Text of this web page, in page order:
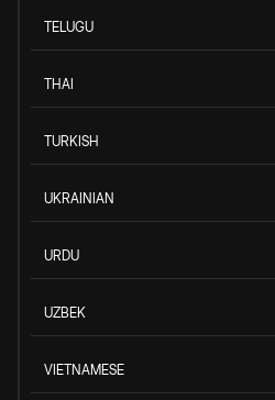
TELUGU
THAI
TURKISH
UKRAINIAN
URDU
UZBEK
VIETNAMESE